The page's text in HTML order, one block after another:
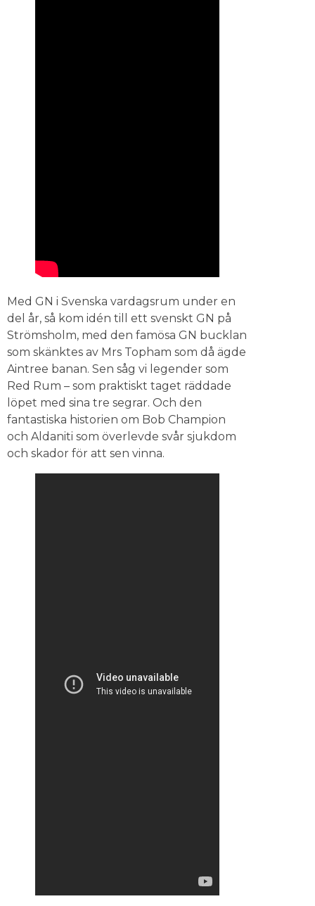
Med GN i Svenska vardagsrum under en
del år, så kom idén till ett svenskt GN på
Strömsholm, med den famösa GN bucklan
som skänktes av Mrs Topham som då ägde
Aintree banan. Sen såg vi legender som
Red Rum – som praktiskt taget räddade
löpet med sina tre segrar. Och den
fantastiska historien om Bob Champion
och Aldaniti som överlevde svår sjukdom
och skador för att sen vinna.